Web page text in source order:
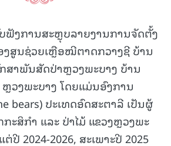
ຟັງການສະຫຼຸບລາຍງານການຈັດຕັ້ງ
ງສູນຊ່ວຍເຫຼືອໝີຕາດກວາງຊີ ບ້ານ
ສາພັນສັດປ່າຫຼວງພະບາງ ບ້ານ
ວງພະບາງ ໂດຍແມ່ນອົງການ
bears) ປະເທດອົດສະຕາລີ ເປັນຜູ້
ສິກໍາ ແລະ ປ່າໄມ້ ແຂວງຫຼວງພະ
ປີ 2024-2026, ສະເພາະປີ 2025